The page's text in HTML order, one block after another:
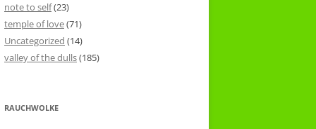
note to self(23)
temple of love(71)
Uncategorized (14)
valley of the dulls(185)
RAUCHWOLKE